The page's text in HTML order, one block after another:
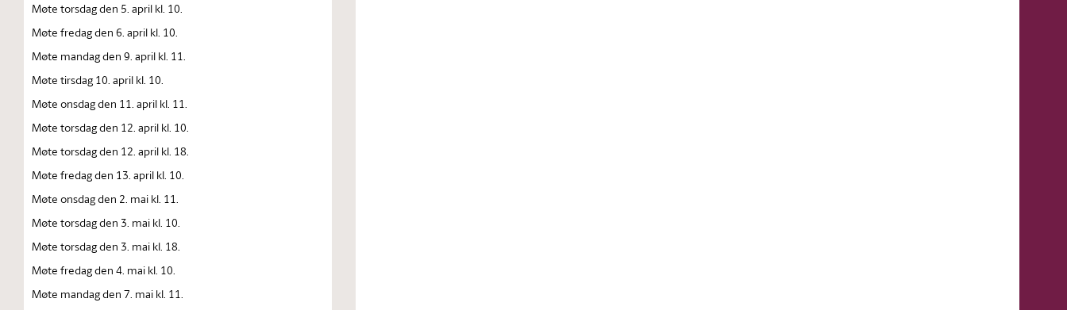
Møte torsdag den 5. april kl. 10.
Møte fredag den 6. april kl. 10.
Møte mandag den 9. april kl. 11.
Møte tirsdag 10. april kl. 10.
Møte onsdag den 11. april kl. 11.
Møte torsdag den 12. april kl. 10.
Møte torsdag den 12. april kl. 18.
Møte fredag den 13. april kl. 10.
Møte onsdag den 2. mai kl. 11.
Møte torsdag den 3. mai kl. 10.
Møte torsdag den 3. mai kl. 18.
Møte fredag den 4. mai kl. 10.
Møte mandag den 7. mai kl. 11.